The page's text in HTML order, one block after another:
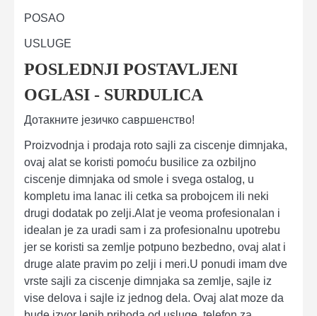
POSAO
USLUGE
POSLEDNJI POSTAVLJENI
OGLASI - SURDULICA
Дотакните језичко савршенство!
Proizvodnja i prodaja roto sajli za ciscenje dimnjaka,
ovaj alat se koristi pomoću busilice za ozbiljno
ciscenje dimnjaka od smole i svega ostalog, u
kompletu ima lanac ili cetka sa probojcem ili neki
drugi dodatak po zelji.Alat je veoma profesionalan i
idealan je za uradi sam i za profesionalnu upotrebu
jer se koristi sa zemlje potpuno bezbedno, ovaj alat i
druge alate pravim po zelji i meri.U ponudi imam dve
vrste sajli za ciscenje dimnjaka sa zemlje, sajle iz
vise delova i sajle iz jednog dela. Ovaj alat moze da